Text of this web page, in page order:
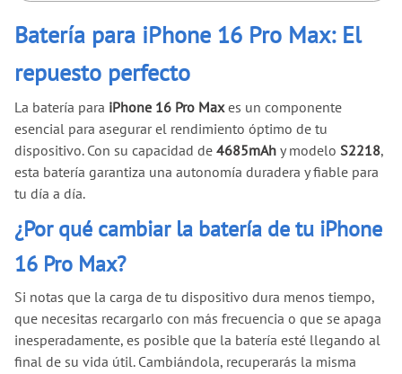
Batería para iPhone 16 Pro Max: El
repuesto perfecto
La batería para iPhone 16 Pro Maxes un componente
esencial para asegurar el rendimiento óptimo de tu
dispositivo. Con su capacidad de 4685mAh y modelo S2218,
esta batería garantiza una autonomía duradera y fiable para
tu día a día.
¿Por qué cambiar la batería de tu iPhone
16 Pro Max?
Si notas que la carga de tu dispositivo dura menos tiempo,
que necesitas recargarlo con más frecuencia o que se apaga
inesperadamente, es posible que la batería esté llegando al
final de su vida útil. Cambiándola, recuperarás la misma